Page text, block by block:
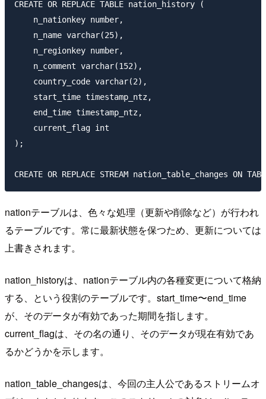
CREATE OR REPLACE TABLE nation_history (
    n_nationkey number,
    n_name varchar(25),
    n_regionkey number,
    n_comment varchar(152),
    country_code varchar(2),
    start_time timestamp_ntz,
    end_time timestamp_ntz,
    current_flag int
);
nationテーブルは、色々な処理（更新や削除など）が行われ
るテーブルです。常に最新状態を保つため、更新については
上書きされます。
nation_historyは、nationテーブル内の各種変更について格納
する、という役割のテーブルです。start_time〜end_time
が、そのデータが有効であった期間を指します。
current_flagは、その名の通り、そのデータが現在有効であ
るかどうかを示します。
nation_table_changesは、今回の主人公であるストリームオ